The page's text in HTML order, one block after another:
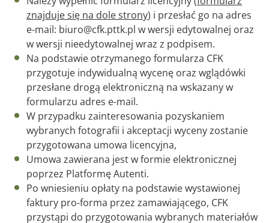
znajduje się na dole strony) i przesłać go na adres
e-mail: biuro@cfk.pttk.pl w wersji edytowalnej oraz
w wersji nieedytowalnej wraz z podpisem.
Na podstawie otrzymanego formularza CFK
przygotuje indywidualną wycenę oraz wglądówki
przesłane drogą elektroniczną na wskazany w
formularzu adres e-mail.
W przypadku zainteresowania pozyskaniem
wybranych fotografii i akceptacji wyceny zostanie
przygotowana umowa licencyjna,
Umowa zawierana jest w formie elektronicznej
poprzez Platformę Autenti.
Po wniesieniu opłaty na podstawie wystawionej
faktury pro-forma przez zamawiającego, CFK
przystąpi do przygotowania wybranych materiałów